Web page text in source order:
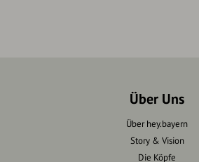
Über Uns
Über hey.bayern
Story & Vision
Die Köpfe